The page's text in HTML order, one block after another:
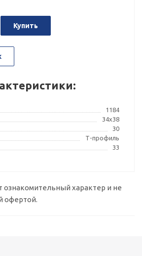
Купить
1184
34x38
30
Т-профиль
33
ознакомительный характер и не
офертой.